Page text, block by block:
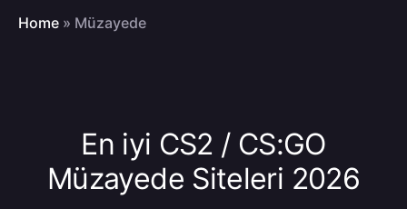
Home » Müzayede
En iyi CS2 / CS:GO
Müzayede Siteleri 2026